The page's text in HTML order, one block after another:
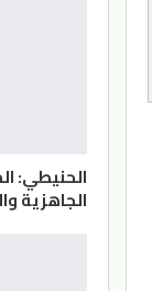
الحنيطي:
الجاهزية